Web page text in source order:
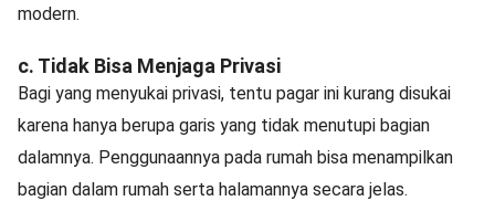
modern.
c. Tidak Bisa Menjaga Privasi
Bagi yang menyukai privasi, tentu pagar ini kurang disukai
karena hanya berupa garis yang tidak menutupi bagian
dalamnya. Penggunaannya pada rumah bisa menampilkan
bagian dalam rumah serta halamannya secara jelas.